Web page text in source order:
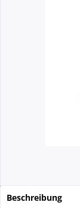
Beschreibung